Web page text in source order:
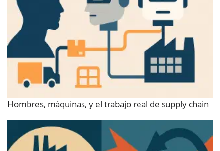
Hombres, máquinas, y el trabajo real de supply chain